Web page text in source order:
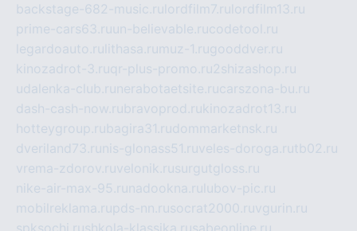
backstage-682-music.ru lordfilm7.ru lordfilm13.ru
prime-cars63.ruun-believable.rucodetool.ru
legardoauto.ru lithasa.ru muz-1.rugooddver.ru
kinozadrot-3.ruqr-plus-promo.ru2shizashop.ru
udalenka-club.ru nerabotaetsite.rucarszona-bu.ru
dash-cash-now.rubravoprod.rukinozadrot13.ru
hotteygroup.rubagira31.rudommarketnsk.ru
dveriland73.ru nis-glonass51.ruveles-doroga.rutb02.ru
vrema-zdorov.ruvelonik.rusurgutgloss.ru
nike-air-max-95.ru nadookna.ru lubov-pic.ru
mobilreklama.rupds-nn.rusocrat2000.ruvgurin.ru
spksochi.rushkola-klassika.rusabeonline.ru